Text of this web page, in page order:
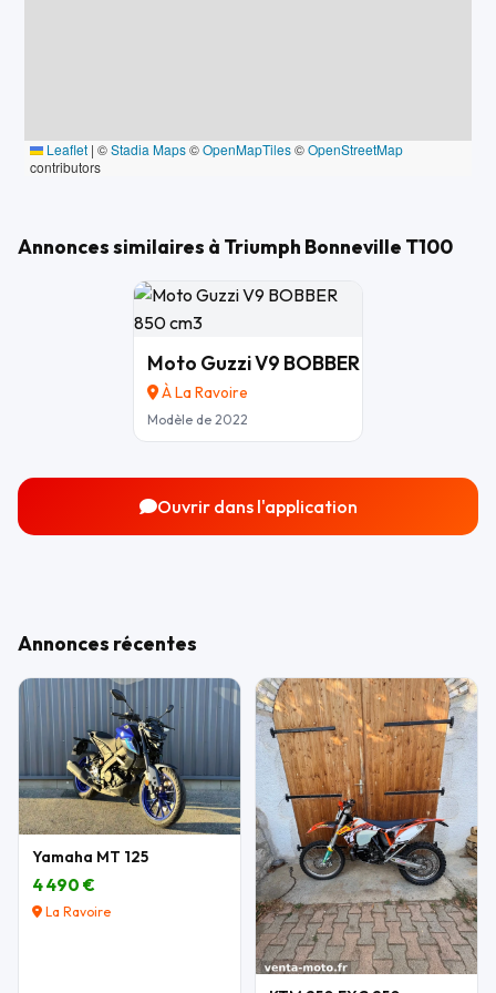
Leaflet | ©Stadia Maps©OpenMapTiles©OpenStreetMap
contributors
Annonces similaires à Triumph Bonneville T100
Moto Guzzi V9 BOBBER 850 cm3
À La Ravoire
Modèle de 2022
Ouvrir dans l'application
Annonces récentes
Yamaha MT 125
4 490 €
La Ravoire